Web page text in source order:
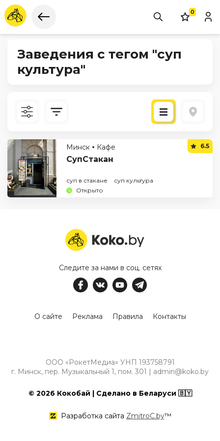
0
Заведения с тегом "суп
культура"
По рейтингуМинск Кафе
СупСтакан
6.5
суп в стакане
суп культура
Открыто
Следите за нами в соц. сетях
О сайте Реклама Правила Контакты
ООО «РокетМедиа» УНП 193758791
г. Минск, пер. Музыкальный 1, пом. 301 | admin@koko.by
© 2026 Кокобай | Сделано в Беларуси 🇧🇾
Разработка сайта ZmitroC.by™